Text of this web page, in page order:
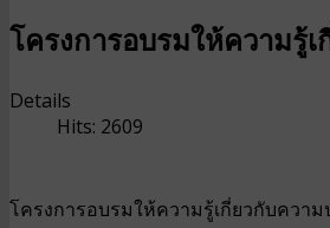
โครงการอบรมให้ความรู้
Details
Hits: 2609
โครงการอบรมให้ความรู้เกี่ยวกับควา